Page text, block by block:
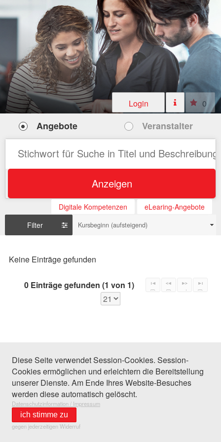
Login 0
Angebote Veranstalter
Anzeigen
Digitale Kompetenzen
eLearing-Angebote
Filter
Kursbeginn (aufsteigend)
Keine Einträge gefunden
0 Einträge gefunden (1 von 1)
Diese Seite verwendet Session-Cookies. Session-
Cookies ermöglichen und erleichtern die Bereitstellung
unserer Dienste. Am Ende Ihres Website-Besuches
werden diese automatisch gelöscht.
Datenschutzinformation / Impressum
ich stimme zu
gegen jederzeitigen Widerruf